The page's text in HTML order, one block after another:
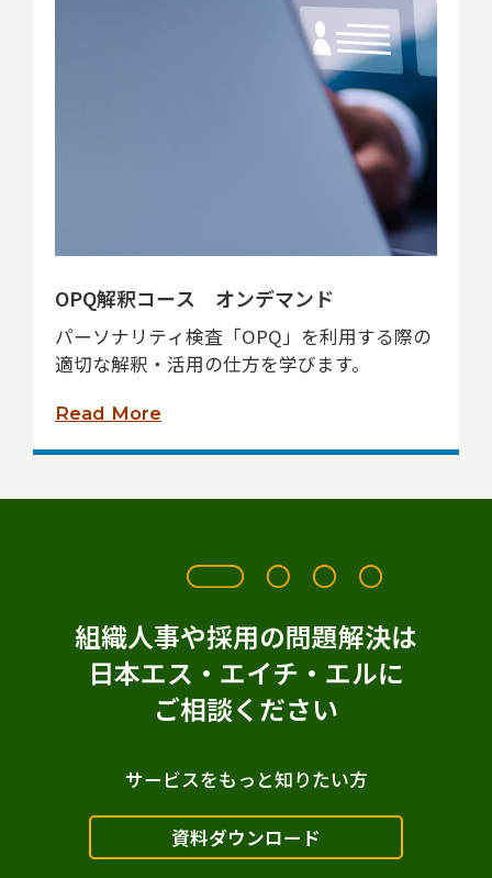
OPQ解釈コース オンデマンド
パーソナリティ検査「OPQ」を利用する際の
適切な解釈・活用の仕方を学びます。
Read More
組織人事や採用の問題解決は
日本エス・エイチ・エルに
ご相談ください
サービスをもっと知りたい方
資料ダウンロード